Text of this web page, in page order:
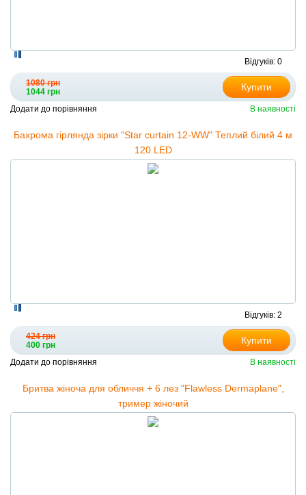
Відгуків: 0
1080 грн
1044 грн
Купити
Додати до порівняння В наявності
Бахрома гірлянда зірки "Star curtain 12-WW" Теплий білий 4 м
120 LED
Відгуків: 2
424 грн
400 грн
Купити
Додати до порівняння В наявності
Бритва жіноча для обличчя + 6 лез "Flawless Dermaplane",
тример жіночий